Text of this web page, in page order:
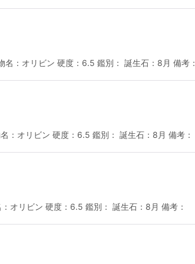
：オリビン 硬度：6.5 鑑別： 誕生石：8月 備考：
：オリビン 硬度：6.5 鑑別： 誕生石：8月 備考：
オリビン 硬度：6.5 鑑別： 誕生石：8月 備考：